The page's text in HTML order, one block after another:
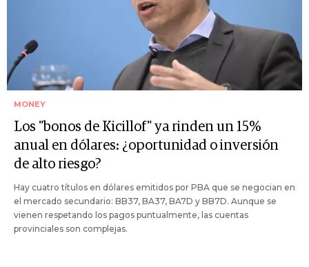
MONEY
Los "bonos de Kicillof" ya rinden un 15%
anual en dólares: ¿oportunidad o inversión
de alto riesgo?
Hay cuatro títulos en dólares emitidos por PBA que se negocian en
el mercado secundario: BB37, BA37, BA7D y BB7D. Aunque se
vienen respetando los pagos puntualmente, las cuentas
provinciales son complejas.